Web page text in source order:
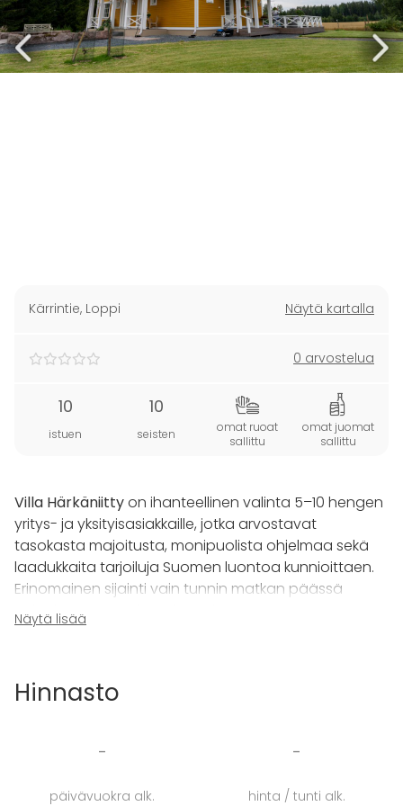
Kärrintie, Loppi Näytä kartalla
0 arvostelua
10
istuen
10
seisten
omat ruoat
sallittu
omat juomat
sallittu
Villa Härkäniittyon ihanteellinen valinta 5–10 hengen
yritys- ja yksityisasiakkaille, jotka arvostavat
tasokasta majoitusta, monipuolista ohjelmaa sekä
laadukkaita tarjoiluja Suomen luontoa kunnioittaen.
Erinomainen sijainti vain tunnin matkan päässä
Helsinki-Vantaan lentokentältä tarjoaa inspiroivan ja
rennon ympäristön niin yrityksen kokous- ja
Historian havinaa Villa Härkäniitty kantaa mukanaan,
Näytä lisää
Hinnasto
-
päivävuokra alk.
-
hinta / tunti alk.